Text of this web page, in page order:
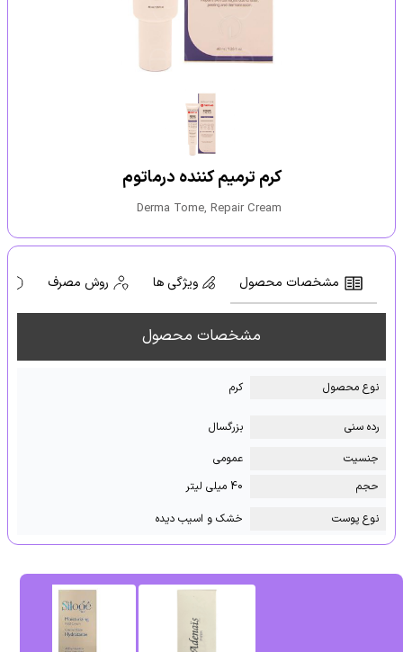
کرم ترمیم کننده درماتوم
Derma Tome, Repair Cream
مشخصات محصول ویژگی ها روش مصرف
مشخصات محصول
نوع محصول کرم
رده سنی
بزرگسال
جنسیت
عمومی
حجم
40 میلی لیتر
نوع پوست
خشک و اسیب دیده